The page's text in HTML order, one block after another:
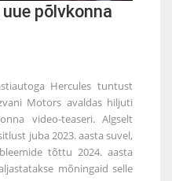
põlvkonna
Hercules tuntust
Motors avaldas hiljuti
video-teaseri. Algselt
juba 2023. aasta suvel,
tõttu 2024. aasta
mõningaid selle